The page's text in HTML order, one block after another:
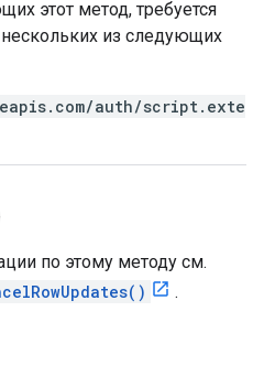
этот метод, требуется
из следующих
auth/script.exte
по этому методу см.
.